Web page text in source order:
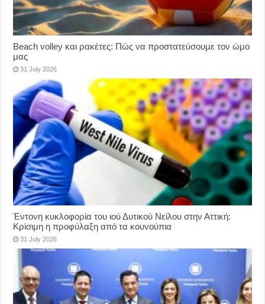
Beach volley και ρακέτες: Πώς να προστατεύσουμε τον ώμο
μας
31 July 2026
Έντονη κυκλοφορία του ιού Δυτικού Νείλου στην Αττική:
Κρίσιμη η προφύλαξη από τα κουνούπια
31 July 2026